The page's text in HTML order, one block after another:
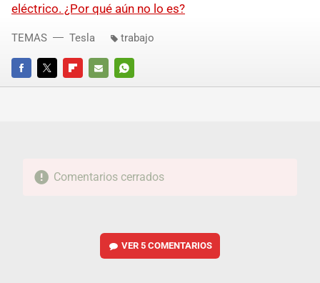
eléctrico. ¿Por qué aún no lo es?
FACEBOOKTWITTERFLIPBOARD
E-
WHATSAPP
TEMAS Tesla trabajo
Comentarios cerrados
VER5 COMENTARIOS